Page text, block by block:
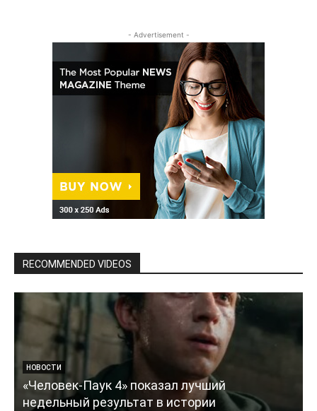
- Advertisement -
RECOMMENDED VIDEOS
НОВОСТИ
«Человек-Паук 4» показал лучший
недельный результат в истории